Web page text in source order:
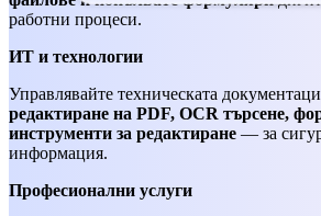
работни процеси.
ИТ и технологии
Управлявайте техническата
редактиране на PDF, OCR търсене,
инструменти за редактиране — за
информация.
Професионални услуги